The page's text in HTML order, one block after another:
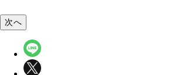
次へ